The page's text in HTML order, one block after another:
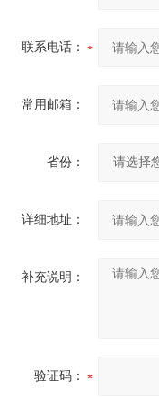
联系电话：
常用邮箱：
省份：
详细地址：
补充说明：
验证码：